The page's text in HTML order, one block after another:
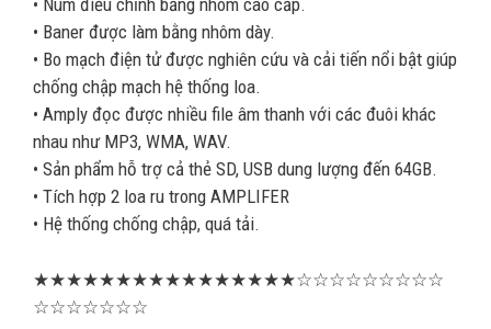
• Núm điểu chỉnh bằng nhôm cao cấp.
• Baner được làm bằng nhôm dày.
• Bo mạch điện tử được nghiên cứu và cải tiến nổi bật giúp
chống chập mạch hệ thống loa.
• Amply đọc được nhiều file âm thanh với các đuôi khác
nhau như MP3, WMA, WAV.
• Sản phẩm hỗ trợ cả thẻ SD, USB dung lượng đến 64GB.
• Tích hợp 2 loa ru trong AMPLIFER
• Hệ thống chống chập, quá tải.
★★★★★★★★★★★★★★★★☆☆☆☆☆☆☆☆☆
☆☆☆☆☆☆☆